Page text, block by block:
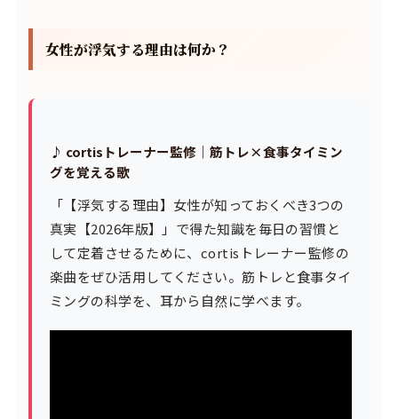
女性が浮気する理由は何か？
♪ cortisトレーナー監修｜筋トレ×食事タイミン
グを覚える歌
「【浮気する理由】女性が知っておくべき3つの
真実【2026年版】」で得た知識を毎日の習慣と
して定着させるために、cortisトレーナー監修の
楽曲をぜひ活用してください。筋トレと食事タイ
ミングの科学を、耳から自然に学べます。